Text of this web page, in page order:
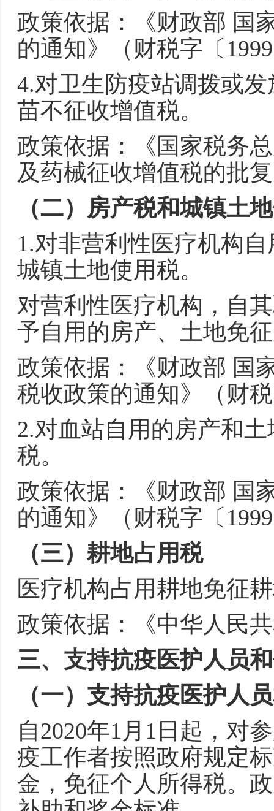
政策依据：《财政部 国
的通知》（财税字〔
4.对卫生防疫站调拨或
苗不征收增值税。
政策依据：《国家税务
及药械征收增值税的批
（二）房产税和城镇土
1.对非营利性医疗机构
城镇土地使用税。
对营利性医疗机构，自
予自用的房产、土地免
政策依据：《财政部 国
税收政策的通知》（财
2.对血站自用的房产和
税。
政策依据：《财政部 国
的通知》（财税字〔
（三）耕地占用税
医疗机构占用耕地免征
政策依据：《中华人民
三、支持抗疫医护人员
（一）支持抗疫医护人
自2020年1月1日起，对
疫工作者按照政府规定
金，免征个人所得税。